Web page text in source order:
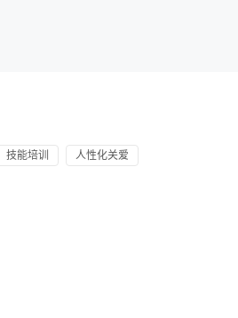
技能培训 人性化关爱